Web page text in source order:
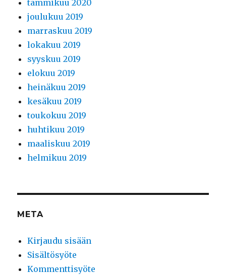
tammikuu 2020
joulukuu 2019
marraskuu 2019
lokakuu 2019
syyskuu 2019
elokuu 2019
heinäkuu 2019
kesäkuu 2019
toukokuu 2019
huhtikuu 2019
maaliskuu 2019
helmikuu 2019
META
Kirjaudu sisään
Sisältösyöte
Kommenttisyöte